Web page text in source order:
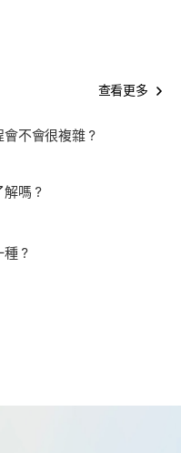
查看更多
不會很複雜？
嗎？
？